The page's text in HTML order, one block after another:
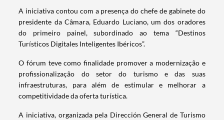
A iniciativa contou com a presença do chefe de gabinete do
presidente da Câmara, Eduardo Luciano, um dos oradores
do primeiro painel, subordinado ao tema “Destinos
Turísticos Digitales Inteligentes Ibéricos”.
O fórum teve como finalidade promover a modernização e
profissionalização do setor do turismo e das suas
infraestruturas, para além de estimular e melhorar a
competitividade da oferta turística.
A iniciativa, organizada pela Dirección General de Turismo